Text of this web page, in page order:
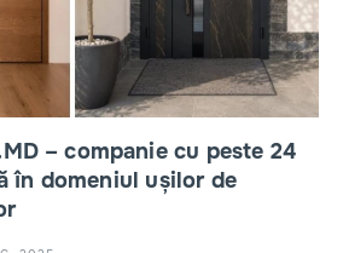
– companie cu peste 24
în domeniul ușilor de